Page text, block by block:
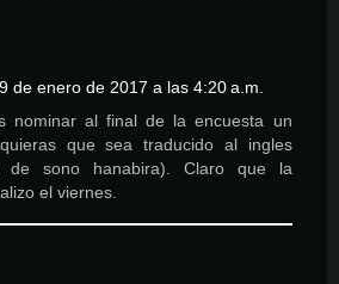
de enero de 2017 a las 4:20 a.m.
nominar al final de la encuesta un
que sea traducido al ingles
de sono hanabira). Claro que la
el viernes.